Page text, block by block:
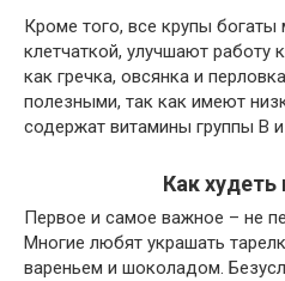
Кроме того, все крупы богаты
клетчаткой, улучшают работу
как гречка, овсянка и
полезными, так как имеют
содержат витамины группы B
Как худеть
Первое и самое важное – не
Многие любят украшать
вареньем и шоколадом.